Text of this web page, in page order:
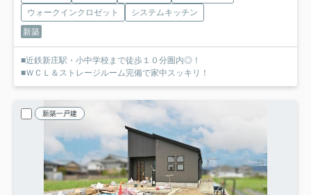
ウォークインクロゼット
システムキッチン
新築
■近鉄新庄駅・小中学校まで徒歩１０分圏内◎！
■ＷＣＬ＆ストレージルーム完備で家中スッキリ！
新築一戸建